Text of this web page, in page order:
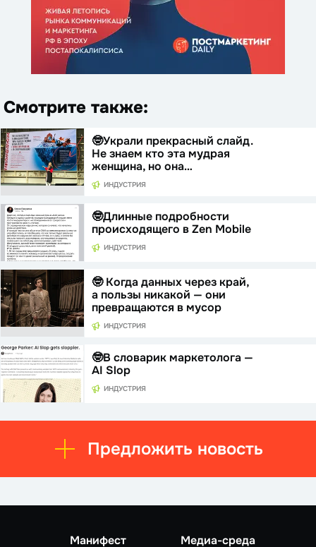
Смотрите также:
🤓Украли прекрасный слайд.
Не знаем кто эта мудрая
женщина, но она…
ИНДУСТРИЯ
🤓Длинные подробности
происходящего в Zen Mobile
ИНДУСТРИЯ
🤓 Когда данных через край,
а пользы никакой — они
превращаются в мусор
ИНДУСТРИЯ
🤓В словарик маркетолога —
AI Slop
ИНДУСТРИЯ
Предложить новость
Манифест Медиа-среда